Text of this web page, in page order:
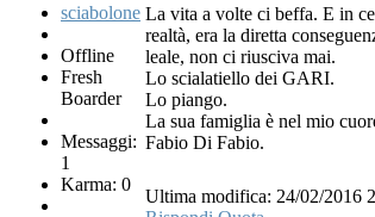
sciabolone
Offline
Fresh
Boarder
Messaggi:
1
Karma: 0
La vita a volte ci beffa. E in
realtà, era la diretta
leale, non ci riusciva mai.
Lo scialatiello dei GARI.
Lo piango.
La sua famiglia è nel mio
Fabio Di Fabio.
Ultima modifica: 24/02/2016